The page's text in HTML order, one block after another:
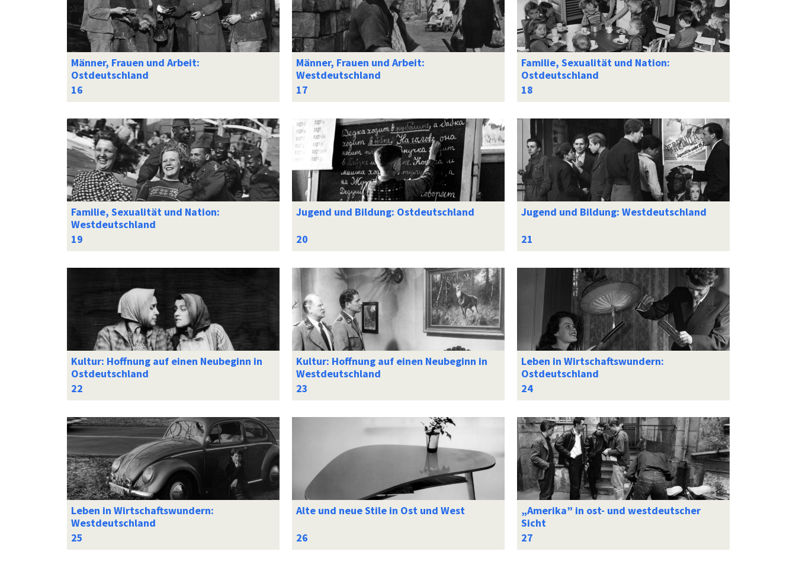
Männer, Frauen und Arbeit:
Ostdeutschland
Männer, Frauen und Arbeit:
Westdeutschland
Familie, Sexualität und Nation:
Ostdeutschland
Familie, Sexualität und Nation:
Westdeutschland
Jugend und Bildung: Ostdeutschland Jugend und Bildung: Westdeutschland
Kultur: Hoffnung auf einen Neubeginn in
Ostdeutschland
Kultur: Hoffnung auf einen Neubeginn in
Westdeutschland
Leben in Wirtschaftswundern:
Ostdeutschland
Leben in Wirtschaftswundern:
Westdeutschland
Alte und neue Stile in Ost und West
„Amerika” in ost- und westdeutscher
Sicht